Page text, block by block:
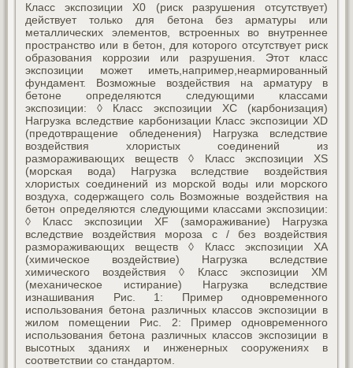
Класс экспозиции X0 (риск разрушения отсутствует)
действует только для бетона без арматуры или
металлических элементов, встроенных во внутреннее
пространство или в бетон, для которого отсутствует риск
образования коррозии или разрушения. Этот класс
экспозиции может иметь,например,неармированный
фундамент. Возможные воздействия на арматуру в
бетоне определяются следующими классами
экспозиции: ◊ Класс экспозиции XC (карбонизация)
Нагрузка вследствие карбонизации Класс экспозиции XD
(предотвращение обледенения) Нагрузка вследствие
воздействия хлористых соединений из
размораживающих веществ ◊ Класс экспозиции XS
(морская вода) Нагрузка вследствие воздействия
хлористых соединений из морской воды или морского
воздуха, содержащего соль Возможные воздействия на
бетон определяются следующими классами экспозиции:
◊ Класс экспозиции XF (замораживание) Нагрузка
вследствие воздействия мороза с / без воздействия
размораживающих веществ ◊ Класс экспозиции XA
(химическое воздействие) Нагрузка вследствие
химического воздействия ◊ Класс экспозиции ХМ
(механическое истирание) Нагрузка вследствие
изнашивания Рис. 1: Пример одновременного
использования бетона различных классов экспозиции в
жилом помещении Рис. 2: Пример одновременного
использования бетона различных классов экспозиции в
высотных зданиях и инженерных сооружениях в
соответствии со стандартом.